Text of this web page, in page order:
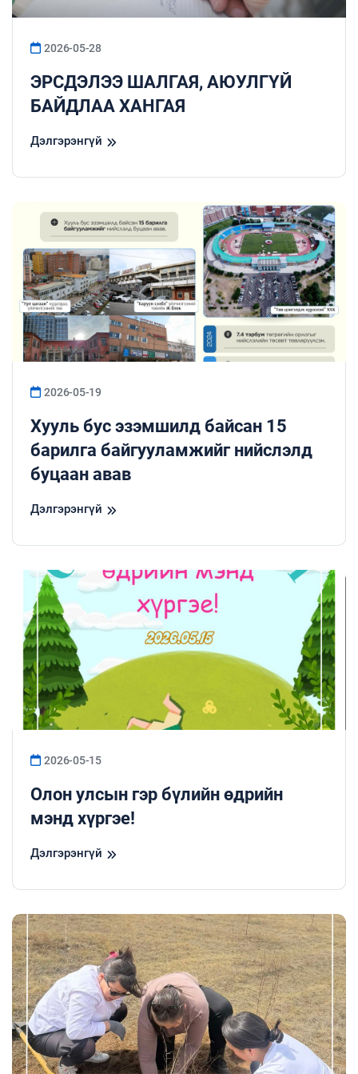
2026-05-28
ЭРСДЭЛЭЭ ШАЛГАЯ, АЮУЛГҮЙ
БАЙДЛАА ХАНГАЯ
Дэлгэрэнгүй
2026-05-19
Хууль бус эзэмшилд байсан 15
барилга байгууламжийг нийслэлд
буцаан авав
Дэлгэрэнгүй
2026-05-15
Олон улсын гэр бүлийн өдрийн
мэнд хүргэе!
Дэлгэрэнгүй